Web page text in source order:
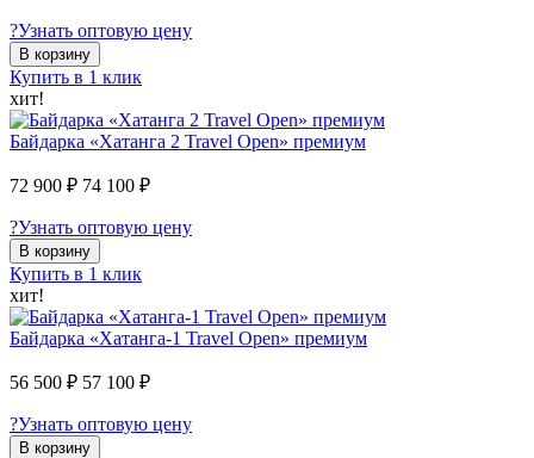
?Узнать оптовую цену
В корзину
Купить в 1 клик
хит!
Байдарка «Хатанга 2 Travel Open» премиум
72 900 ₽ 74 100 ₽
?Узнать оптовую цену
В корзину
Купить в 1 клик
хит!
Байдарка «Хатанга-1 Travel Open» премиум
56 500 ₽ 57 100 ₽
?Узнать оптовую цену
В корзину